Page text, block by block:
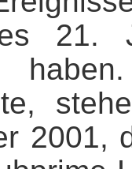
21.
2001,